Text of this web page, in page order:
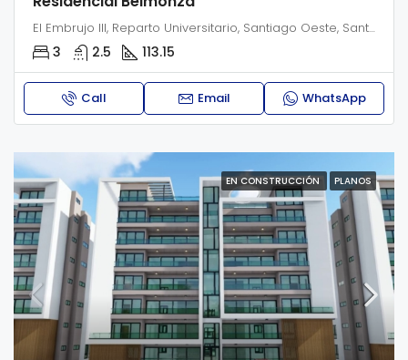
El Embrujo III, Reparto Universitario, Santiago Oeste, Santiago, 51043, República Dominicana
3 2.5 113.15
Call Email WhatsApp
EN CONSTRUCCIÓN PLANOS